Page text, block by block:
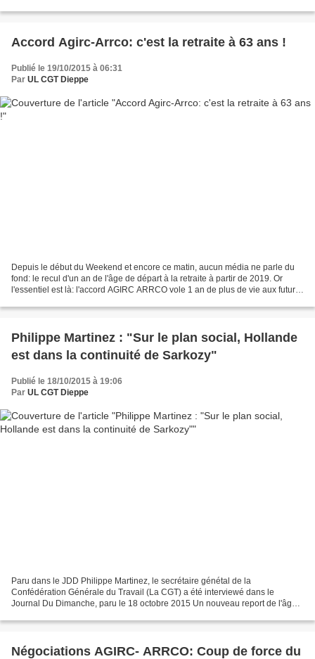
Accord Agirc-Arrco: c'est la retraite à 63 ans !
Publié le 19/10/2015 à 06:31
Par UL CGT Dieppe
Depuis le début du Weekend et encore ce matin, aucun média ne parle du
fond: le recul d'un an de l'âge de départ à la retraite à partir de 2019. Or
l'essentiel est là: l'accord AGIRC ARRCO vole 1 an de plus de vie aux futurs
Philippe Martinez : "Sur le plan social, Hollande
est dans la continuité de Sarkozy"
Publié le 18/10/2015 à 19:06
Par UL CGT Dieppe
Paru dans le JDD Philippe Martinez, le secrétaire génétal de la
Confédération Générale du Travail (La CGT) a été interviewé dans le
Journal Du Dimanche, paru le 18 octobre 2015 Un nouveau report de l'âge
Négociations AGIRC- ARRCO: Coup de force du